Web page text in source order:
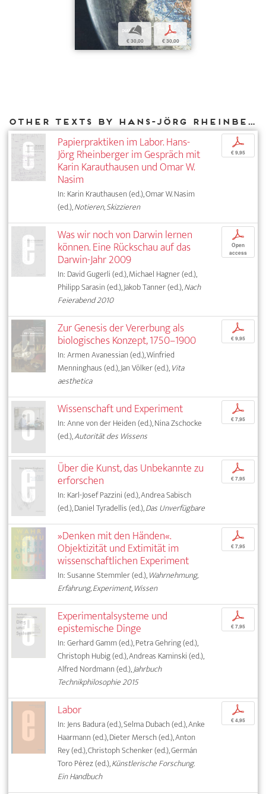
b
€ 30,00
p
€ 30,00
Other texts by Hans-Jörg Rheinberger for DIAPHANES
Papierpraktiken im Labor. Hans-
Jörg Rheinberger im Gespräch mit
Karin Karauthausen und Omar W.
Nasim
In: Karin Krauthausen (ed.), Omar W. Nasim
(ed.),Notieren, Skizzieren
p
€ 9,95
Was wir noch von Darwin lernen
können. Eine Rückschau auf das
Darwin-Jahr 2009
In: David Gugerli (ed.), Michael Hagner (ed.),
Philipp Sarasin (ed.), Jakob Tanner (ed.),Nach
Feierabend 2010
p
Open
access
Zur Genesis der Vererbung als
biologisches Konzept, 1750–1900
In: Armen Avanessian (ed.), Winfried
Menninghaus (ed.), Jan Völker (ed.),Vita
aesthetica
p
€ 9,95
Wissenschaft und Experiment
In: Anne von der Heiden (ed.), Nina Zschocke
(ed.),Autorität des Wissens
p
€ 7,95
Über die Kunst, das Unbekannte zu
erforschen
In: Karl-Josef Pazzini (ed.), Andrea Sabisch
(ed.), Daniel Tyradellis (ed.),Das Unverfügbare
p
€ 7,95
»Denken mit den Händen«.
Objektizität und Extimität im
wissenschaftlichen Experiment
In: Susanne Stemmler (ed.),Wahrnehmung,
Erfahrung, Experiment, Wissen
p
€ 7,95
Experimentalsysteme und
epistemische Dinge
In: Gerhard Gamm (ed.), Petra Gehring (ed.),
Christoph Hubig (ed.), Andreas Kaminski (ed.),
Alfred Nordmann (ed.),Jahrbuch
Technikphilosophie 2015
p
€ 7,95
Labor
In: Jens Badura (ed.), Selma Dubach (ed.), Anke
Haarmann (ed.), Dieter Mersch (ed.), Anton
Rey (ed.), Christoph Schenker (ed.), Germán
Toro Pérez (ed.),Künstlerische Forschung.
Ein Handbuch
p
€ 4,95